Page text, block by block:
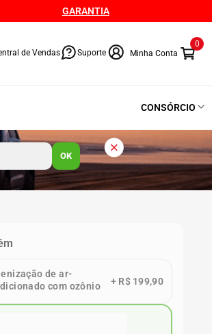
GARANTIA
de Vendas Suporte
0
CONSÓRCIO
OK
de ar-
com ozônio
+ R$ 199,90